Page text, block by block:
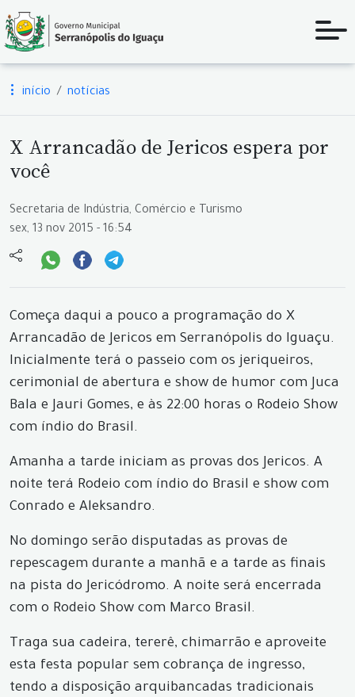
início notícias
X Arrancadão de Jericos espera por
você
Secretaria de Indústria, Comércio e Turismo
sex, 13 nov 2015 - 16:54
Começa daqui a pouco a programação do X
Arrancadão de Jericos em Serranópolis do Iguaçu.
Inicialmente terá o passeio com os jeriqueiros,
cerimonial de abertura e show de humor com Juca
Bala e Jauri Gomes, e às 22:00 horas o Rodeio Show
com índio do Brasil.
Amanha a tarde iniciam as provas dos Jericos. A
noite terá Rodeio com índio do Brasil e show com
Conrado e Aleksandro.
No domingo serão disputadas as provas de
repescagem durante a manhã e a tarde as finais
na pista do Jericódromo. A noite será encerrada
com o Rodeio Show com Marco Brasil.
Traga sua cadeira, tererê, chimarrão e aproveite
esta festa popular sem cobrança de ingresso,
tendo a disposição arquibancadas tradicionais